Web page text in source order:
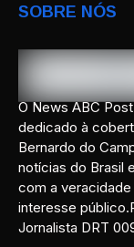
SOBRE NÓS
O News ABC
dedicado à
Bernardo do
notícias do Brasil
com a
interesse
Jornalista DRT